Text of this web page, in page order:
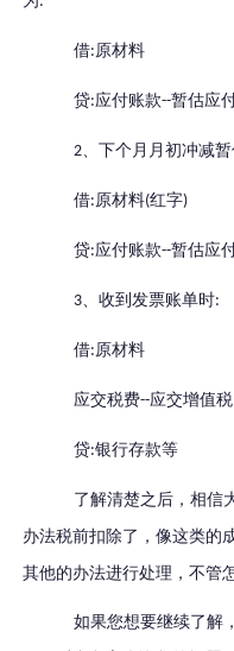
借:原材料
贷:应付账款--暂估应
2、下个月月初冲减
借:原材料(红字)
贷:应付账款--暂估应
3、收到发票账单时:
借:原材料
应交税费--应交增值税
贷:银行存款等
了解清楚之后，相信
办法税前扣除了，像这类的
其他的办法进行处理，不管
如果您想要继续了解